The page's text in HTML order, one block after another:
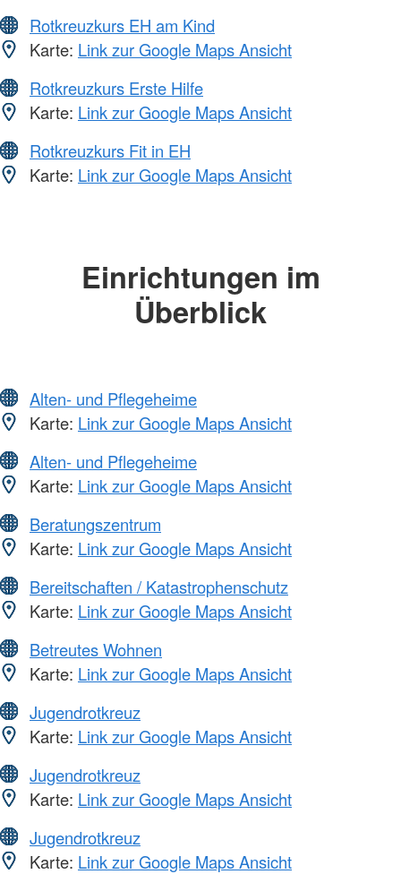
Rotkreuzkurs EH am Kind
Karte: Link zur Google Maps Ansicht
Rotkreuzkurs Erste Hilfe
Karte: Link zur Google Maps Ansicht
Rotkreuzkurs Fit in EH
Karte: Link zur Google Maps Ansicht
Einrichtungen im
Überblick
Alten- und Pflegeheime
Karte: Link zur Google Maps Ansicht
Alten- und Pflegeheime
Karte: Link zur Google Maps Ansicht
Beratungszentrum
Karte: Link zur Google Maps Ansicht
Bereitschaften / Katastrophenschutz
Karte: Link zur Google Maps Ansicht
Betreutes Wohnen
Karte: Link zur Google Maps Ansicht
Jugendrotkreuz
Karte: Link zur Google Maps Ansicht
Jugendrotkreuz
Karte: Link zur Google Maps Ansicht
Jugendrotkreuz
Karte: Link zur Google Maps Ansicht